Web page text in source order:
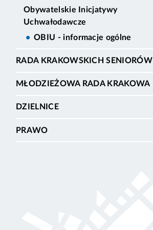
Obywatelskie Inicjatywy
Uchwałodawcze
OBIU - informacje ogólne
RADA KRAKOWSKICH SENIORÓW
MŁODZIEŻOWA RADA KRAKOWA
DZIELNICE
PRAWO